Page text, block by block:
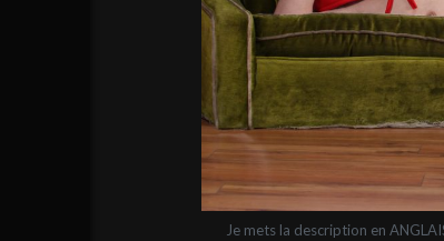
Je mets la description en